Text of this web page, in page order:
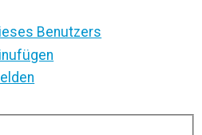
Benutzers